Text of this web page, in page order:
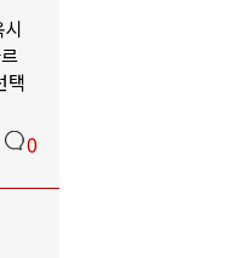
시
택
0